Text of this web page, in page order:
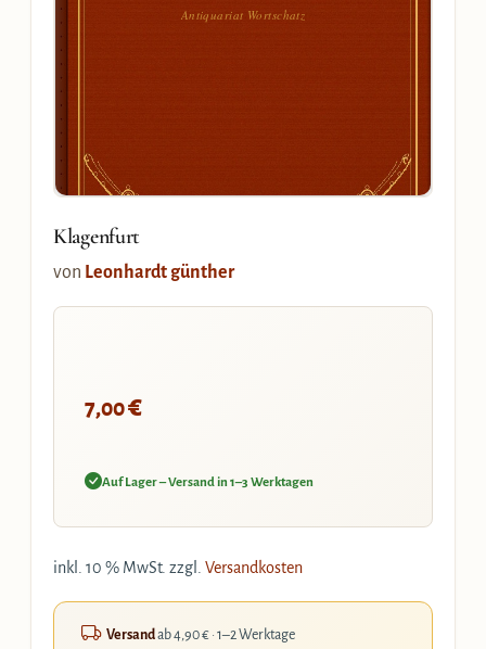
Antiquariat Wortschatz
Klagenfurt
von Leonhardt günther
7,00€
Auf Lager – Versand in 1–3 Werktagen
inkl. 10 % MwSt. zzgl. Versandkosten
Versandab 4,90 € · 1–2 Werktage